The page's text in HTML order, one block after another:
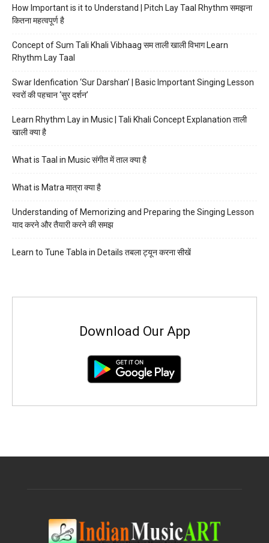
How Important is it to Understand | Pitch Lay Taal Rhythm समझना
कितना महत्वपूर्ण है
Concept of Sum Tali Khali Vibhaag सम ताली खाली विभाग Learn
Rhythm Lay Taal
Swar Idenfication ‘Sur Darshan’ | Basic Important Singing Lesson
स्वरों की पहचान ‘सुर दर्शन’
Learn Rhythm Lay in Music | Tali Khali Concept Explanation ताली
खाली क्या है
What is Taal in Music संगीत में ताल क्या है
What is Matra मात्रा क्या है
Understanding of Memorizing and Preparing the Singing Lesson
याद करने और तैयारी करने की समझ
Learn to Tune Tabla in Details तबला ट्यून करना सीखें
Download Our App